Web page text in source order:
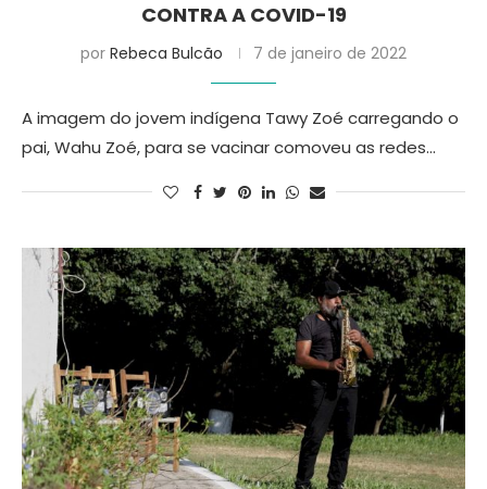
CONTRA A COVID-19
por Rebeca Bulcão 7 de janeiro de 2022
A imagem do jovem indígena Tawy Zoé carregando o
pai, Wahu Zoé, para se vacinar comoveu as redes…